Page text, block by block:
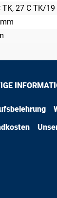
TK, 27 C TK/19